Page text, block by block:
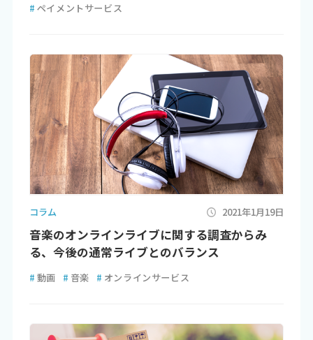
# ペイメントサービス
コラム 2021年1月19日
音楽のオンラインライブに関する調査からみ
る、今後の通常ライブとのバランス
# 動画 # 音楽 # オンラインサービス